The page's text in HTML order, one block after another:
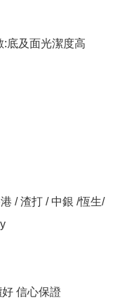
:底及面光潔度高
/ 渣打 / 中銀 /恆生/
信心保證